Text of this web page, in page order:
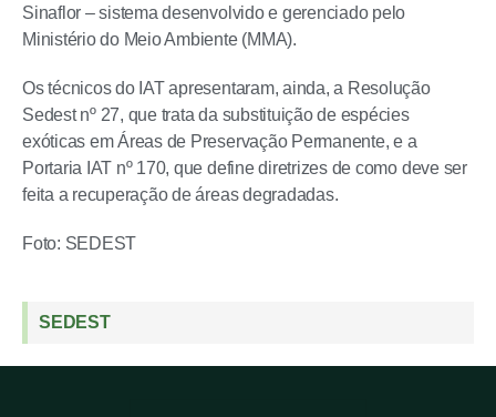
Sinaflor – sistema desenvolvido e gerenciado pelo
Ministério do Meio Ambiente (MMA).
Os técnicos do IAT apresentaram, ainda, a Resolução
Sedest nº 27, que trata da substituição de espécies
exóticas em Áreas de Preservação Permanente, e a
Portaria IAT nº 170, que define diretrizes de como deve ser
feita a recuperação de áreas degradadas.
Foto: SEDEST
SEDEST